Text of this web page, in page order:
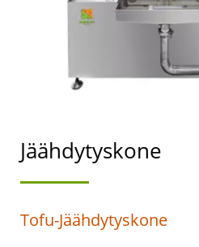
Jäähdytyskone
Tofu-Jäähdytyskone